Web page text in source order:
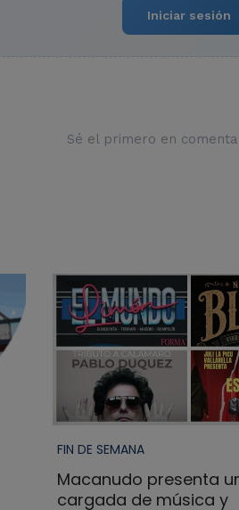
Iniciar sesión
Sé el primero en
FIN DE SEMANA
Macanudo presenta
cargada de música y